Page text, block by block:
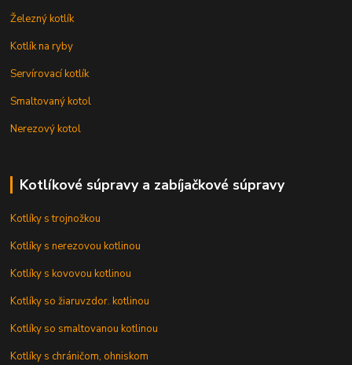
Železný kotlík
Kotlík na ryby
Servírovací kotlík
Smaltovaný kotol
Nerezový kotol
Kotlíkové súpravy a zabíjačkové súpravy
Kotlíky s trojnožkou
Kotlíky s nerezovou kotlinou
Kotlíky s kovovou kotlinou
Kotlíky so žiaruvzdor. kotlinou
Kotlíky so smaltovanou kotlinou
Kotlíky s chráničom, ohniskom